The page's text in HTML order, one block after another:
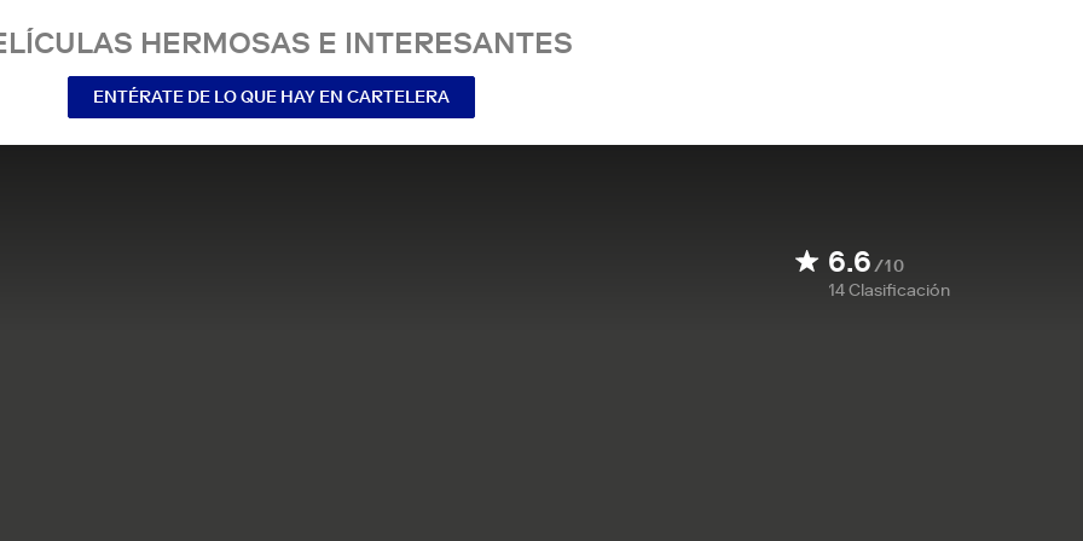
HERMOSAS E INTERESANTES
ENTÉRATE DE LO QUE HAY EN CARTELERA
6.6/10
14Clasificación